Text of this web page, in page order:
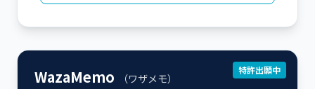
特許出願中
WazaMemo
（ワザメモ）